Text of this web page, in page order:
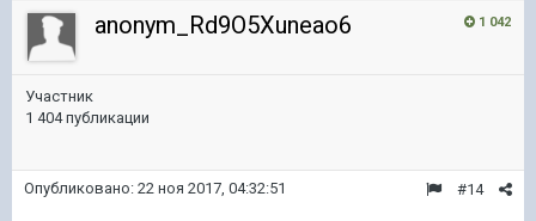
1 042
anonym_Rd9O5Xuneao6
Участник
1 404 публикации
#14
Опубликовано: 22 ноя 2017, 04:32:51